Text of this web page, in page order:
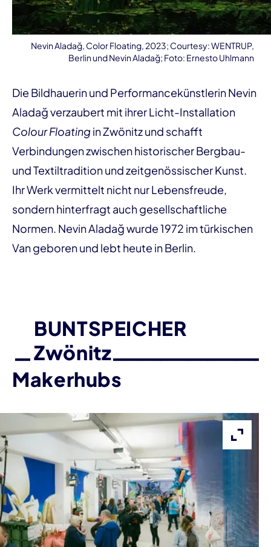
Die Bildhauerin und Performancekünstlerin Nevin
Aladağ verzaubert mit ihrer Licht-Installation
Colour Floatingin Zwönitz und schafft
Verbindungen zwischen historischer Bergbau-
und Textiltradition und zeitgenössischer Kunst.
Ihr Werk vermittelt nicht nur Lebensfreude,
sondern hinterfragt auch gesellschaftliche
Normen. Nevin Aladağ wurde 1972 im türkischen
Van geboren und lebt heute in Berlin.
Nevin Aladağ, Color Floating, 2023; Courtesy: WENTRUP,
Berlin und Nevin Aladağ; Foto: Ernesto Uhlmann
BUNTSPEICHER
Zwönitz
Makerhubs
Bild